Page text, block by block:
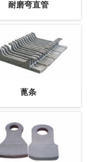
耐磨弯直管
蓖条